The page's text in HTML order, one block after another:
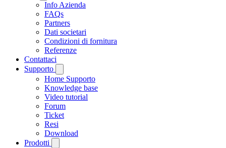
Info Azienda
FAQs
Partners
Dati societari
Condizioni di fornitura
Referenze
Contattaci
Supporto
Home Supporto
Knowledge base
Video tutorial
Forum
Ticket
Resi
Download
Prodotti